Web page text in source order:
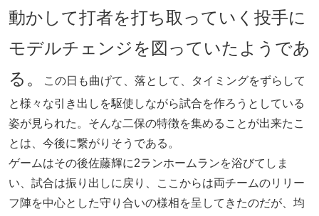
動かして打者を打ち取っていく投手に
モデルチェンジを図っていたようであ
る。
この日も曲げて、落として、タイミングをずらして
と様々な引き出しを駆使しながら試合を作ろうとしている
姿が見られた。そんな二保の特徴を集めることが出来たこ
とは、今後に繋がりそうである。
ゲームはその後佐藤輝に2ランホームランを浴びてしま
い、試合は振り出しに戻り、ここからは両チームのリリー
フ陣を中心とした守り合いの様相を呈してきたのだが、均